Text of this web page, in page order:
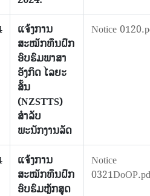
ແຈ້ງການ
ສະໝັກທຶນຝຶກ
ອົບຮົມພາສາ
ອັງກິດ ໄລຍະ
ສັ້ນ
(NZSTTS)
ສຳລັບ
ພະນັກງານລັດ
Notice
ແຈ້ງການ
ສະໝັກທຶນຝຶກ
ອົບຮົມຫຼັກສູດ
Notice